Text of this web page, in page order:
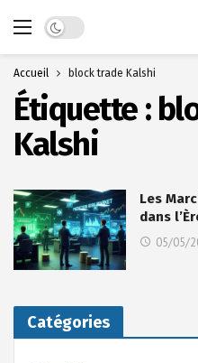
Dark mode
Accueil block trade Kalshi
Étiquette :
Kalshi
Les
dans
05/05/
Catégories